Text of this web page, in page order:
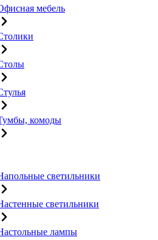
мебель
комоды
светильники
светильники
лампы